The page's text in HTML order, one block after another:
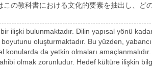
この教科書における文化的要素を抽出し、
ilişki bulunmaktadır. Dilin yapısal yönü
oluşturmaktadır. Bu yüzden,
konularda da yetkin olmaları
olmak zorunludur. Hedef kültüre ilişkin